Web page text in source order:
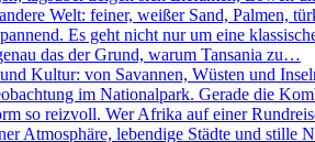
Welt: feiner, weißer Sand, Palmen,
Es geht nicht nur um eine
das der Grund, warum Tansania zu…
Kultur: von Savannen, Wüsten und
im Nationalpark. Gerade die
so reizvoll. Wer Afrika auf einer
Atmosphäre, lebendige Städte und